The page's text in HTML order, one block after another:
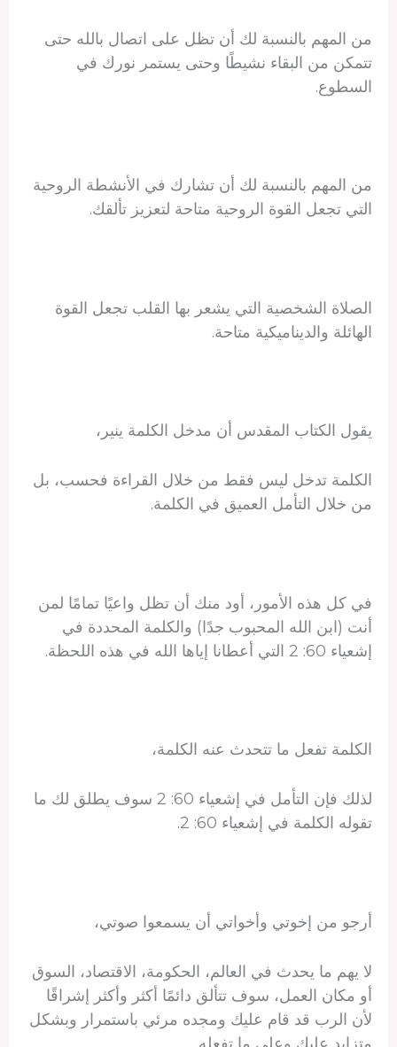
من المهم بالنسبة لك أن تظل على اتصال بالله حتى
تتمكن من البقاء نشيطًا وحتى يستمر نورك في
السطوع.
من المهم بالنسبة لك أن تشارك في الأنشطة الروحية
التي تجعل القوة الروحية متاحة لتعزيز تألقك.
الصلاة الشخصية التي يشعر بها القلب تجعل القوة
الهائلة والديناميكية متاحة.
يقول الكتاب المقدس أن مدخل الكلمة ينير،
الكلمة تدخل ليس فقط من خلال القراءة فحسب، بل
من خلال التأمل العميق في الكلمة.
في كل هذه الأمور، أود منك أن تظل واعيًا تمامًا لمن
أنت (ابن الله المحبوب جدًا) والكلمة المحددة في
إشعياء 60: 2 التي أعطانا إياها الله في هذه اللحظة.
الكلمة تفعل ما تتحدث عنه الكلمة،
لذلك فإن التأمل في إشعياء 60: 2 سوف يطلق لك ما
تقوله الكلمة في إشعياء 60: 2.
أرجو من إخوتي وأخواتي أن يسمعوا صوتي،
لا يهم ما يحدث في العالم، الحكومة، الاقتصاد، السوق
أو مكان العمل، سوف تتألق دائمًا أكثر وأكثر إشراقًا
لأن الرب قد قام عليك ومجده مرئي باستمرار وبشكل